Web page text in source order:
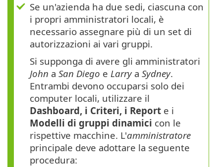
Se un'azienda ha due sedi, ciascuna con
i propri amministratori locali, è
necessario assegnare più di un set di
autorizzazioni ai vari gruppi.
Si supponga di avere gli amministratori
John a San Diego e Larrya Sydney.
Entrambi devono occuparsi solo dei
computer locali, utilizzare il
Dashboard, i Criteri, i Report e i
Modelli di gruppi dinamici con le
rispettive macchine. L'amministratore
principale deve adottare la seguente
procedura: